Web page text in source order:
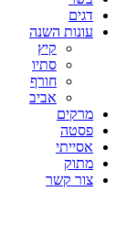
דגים
עונות השנה
קיץ
סתיו
חורף
אביב
מרקים
פסטה
אסייתי
מתוק
צור קשר